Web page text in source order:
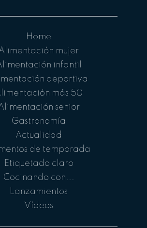
Home
mujer
infantil
deportiva
más 50
senior
Gastronomía
Actualidad
de temporada
Etiquetado claro
Cocinando con...
Lanzamientos
Vídeos